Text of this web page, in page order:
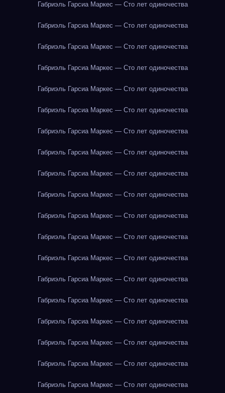
Габриэль Гарсиа Маркес — Сто лет одиночества
Габриэль Гарсиа Маркес — Сто лет одиночества
Габриэль Гарсиа Маркес — Сто лет одиночества
Габриэль Гарсиа Маркес — Сто лет одиночества
Габриэль Гарсиа Маркес — Сто лет одиночества
Габриэль Гарсиа Маркес — Сто лет одиночества
Габриэль Гарсиа Маркес — Сто лет одиночества
Габриэль Гарсиа Маркес — Сто лет одиночества
Габриэль Гарсиа Маркес — Сто лет одиночества
Габриэль Гарсиа Маркес — Сто лет одиночества
Габриэль Гарсиа Маркес — Сто лет одиночества
Габриэль Гарсиа Маркес — Сто лет одиночества
Габриэль Гарсиа Маркес — Сто лет одиночества
Габриэль Гарсиа Маркес — Сто лет одиночества
Габриэль Гарсиа Маркес — Сто лет одиночества
Габриэль Гарсиа Маркес — Сто лет одиночества
Габриэль Гарсиа Маркес — Сто лет одиночества
Габриэль Гарсиа Маркес — Сто лет одиночества
Габриэль Гарсиа Маркес — Сто лет одиночества